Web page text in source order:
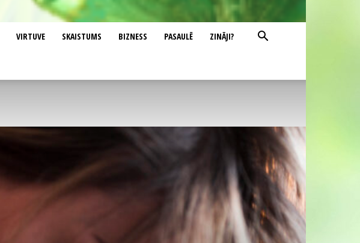
VIRTUVE SKAISTUMS BIZNESS PASAULĒ ZINĀJI?